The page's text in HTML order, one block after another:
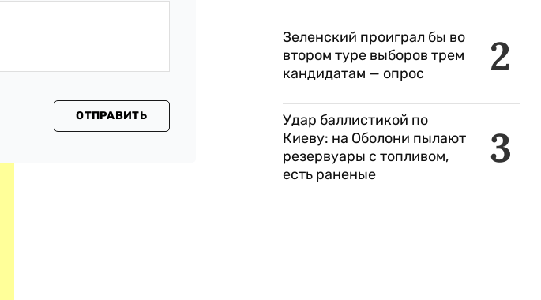
ОТПРАВИТЬ
2
Зеленский проиграл бы во
втором туре выборов трем
кандидатам — опрос
3
Удар баллистикой по
Киеву: на Оболони пылают
резервуары с топливом,
есть раненые